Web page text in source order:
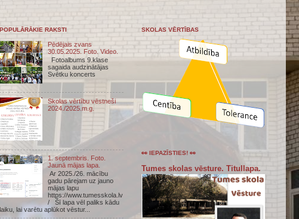
POPULĀRĀKIE RAKSTI
Pēdējais zvans
30.05.2025. Foto. Video.
Fotoalbums 9.klase
sagaida audzinātājas
Svētku koncerts
Skolas vērtību vēstneši
2024./2025.m.g.
1. septembris. Foto.
Jaunā mājas lapa.
Ar 2025./26. mācību
gadu pārejam uz jauno
mājas lapu
https://www.tumesskola.lv
/ Šī lapa vēl paliks kādu
laiku, lai varētu aplūkot vēstur...
SKOLAS VĒRTĪBAS
👀 IEPAZĪSTIES! 👀
Tumes skolas vēsture. Titullapa.